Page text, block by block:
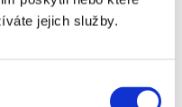
jejich služby.